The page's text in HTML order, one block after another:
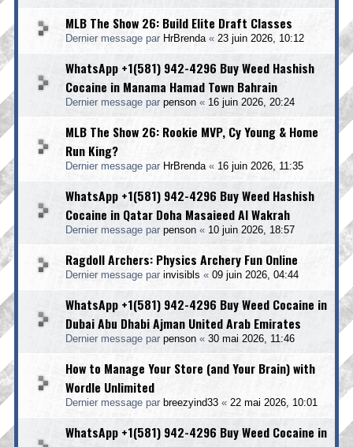
MLB The Show 26: Build Elite Draft Classes
Dernier message par HrBrenda« 23 juin 2026, 10:12
WhatsApp +1(581) 942-4296 Buy Weed Hashish
Cocaine in Manama Hamad Town Bahrain
Dernier message par penson « 16 juin 2026, 20:24
MLB The Show 26: Rookie MVP, Cy Young & Home
Run King?
Dernier message par HrBrenda« 16 juin 2026, 11:35
WhatsApp +1(581) 942-4296 Buy Weed Hashish
Cocaine in Qatar Doha Masaieed Al Wakrah
Dernier message par penson « 10 juin 2026, 18:57
Ragdoll Archers: Physics Archery Fun Online
Dernier message par invisibls « 09 juin 2026, 04:44
WhatsApp +1(581) 942-4296 Buy Weed Cocaine in
Dubai Abu Dhabi Ajman United Arab Emirates
Dernier message par penson « 30 mai 2026, 11:46
How to Manage Your Store (and Your Brain) with
Wordle Unlimited
Dernier message par breezyind33 « 22 mai 2026, 10:01
WhatsApp +1(581) 942-4296 Buy Weed Cocaine in